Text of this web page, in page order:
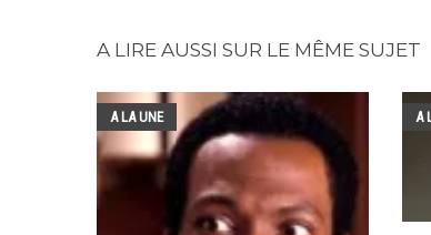
A LIRE AUSSI SUR LE MÊME SUJET
A LA UNE A